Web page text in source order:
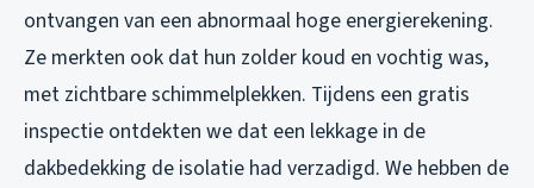
ontvangen van een abnormaal hoge energierekening.
Ze merkten ook dat hun zolder koud en vochtig was,
met zichtbare schimmelplekken. Tijdens een gratis
inspectie ontdekten we dat een lekkage in de
dakbedekking de isolatie had verzadigd. We hebben de